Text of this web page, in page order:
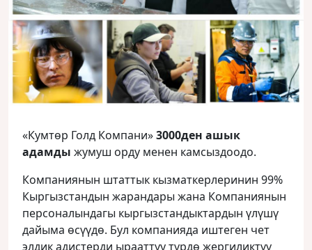
«Кумтөр Голд Компани»3000ден ашык
адамды жумуш орду менен камсыздоодо.
Компаниянын штаттык кызматкерлеринин 99%
Кыргызстандын жарандары жана Компаниянын
персоналындагы кыргызстандыктардын үлүшү
дайыма өсүүдө. Бул компанияда иштеген чет
элдик адистерди ырааттуу түрдө жергиликтүү